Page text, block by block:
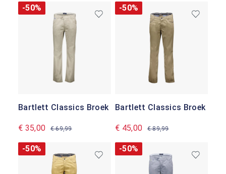
-50%
Bartlett Classics Broek
€ 35,00 € 69,99
-50%
Bartlett Classics Broek
€ 45,00 € 89,99
-50% -50%